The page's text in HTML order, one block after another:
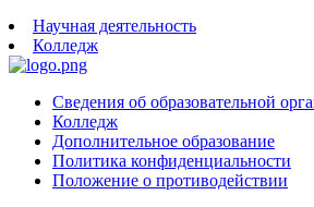
Научная деятельность
Колледж
Сведения об образовательной
Колледж
Дополнительное образование
Политика конфиденциальности
Положение о противодействии